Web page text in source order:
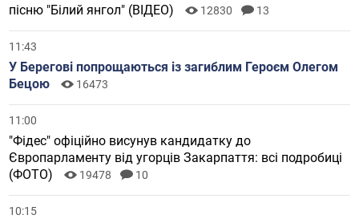
пісню "Білий янгол" (ВІДЕО)
12830 13
11:43
У Берегові попрощаються із загиблим Героєм Олегом
Бецою
16473
11:00
"Фідес" офіційно висунув кандидатку до
Європарламенту від угорців Закарпаття: всі подробиці
(ФОТО)
19478 10
10:15